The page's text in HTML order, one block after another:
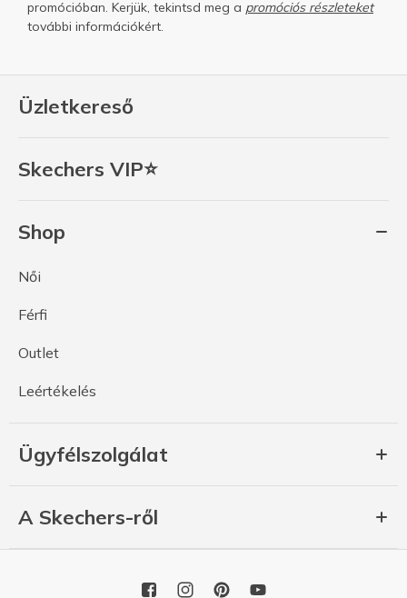
Üzletkereső
Skechers VIP⭐
Shop
Női
Férfi
Outlet
Leértékelés
Ügyfélszolgálat
A Skechers-ről
promócióban. Kerjük, tekintsd meg a promóciós részleteket
további információkért.